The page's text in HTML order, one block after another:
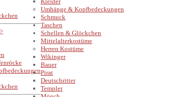
Umhänge & Kopfbedeckungen
Schmuck
Taschen
Schellen & Glöckchen
Mittelalterkostüme
Herren Kostüme
Wikinger
Bauer
Pirat
Deutschritter
Templer